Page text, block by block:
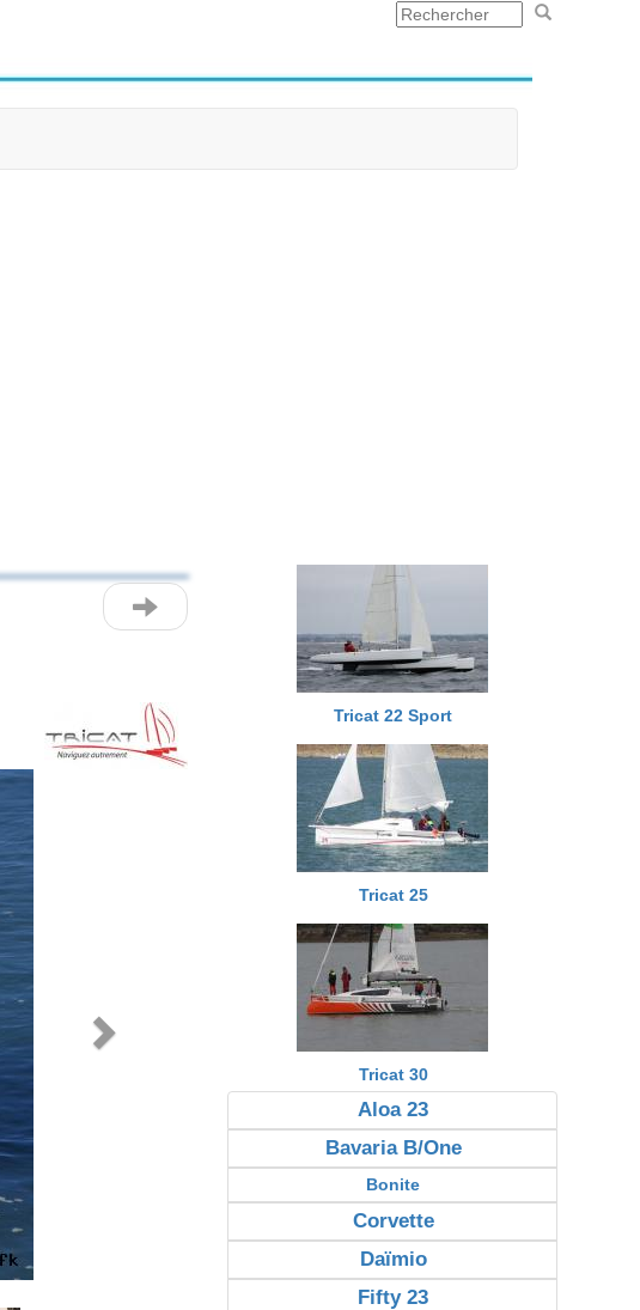
Tricat 22 Sport
Tricat 25
Tricat 30
Aloa 23
Bavaria B/One
Bonite
Corvette
Daïmio
Fifty 23